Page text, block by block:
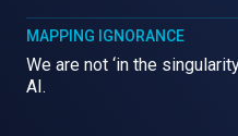
MAPPING IGNORANCE
We are not ‘in the
AI.